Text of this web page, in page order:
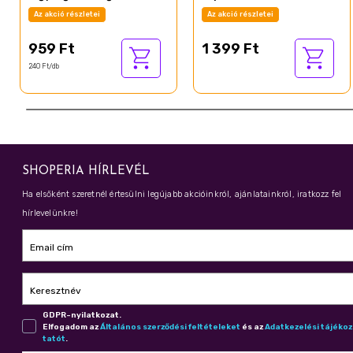
Az akció részletei
959 Ft
240 Ft/db
Az akció részletei
1 399 Ft
SHOPERIA HÍRLEVÉL
Ha elsőként szeretnél értesülni legújabb akcióinkról, ajánlatainkról, iratkozz fel
hírlevelünkre!
Email cím
Keresztnév
GDPR-nyilatkozat.
Elfogadom azÁl­ta­lá­nos szer­ző­dé­si fel­té­te­le­ket és azAdat­ke­ze­lé­si
ta­tót.